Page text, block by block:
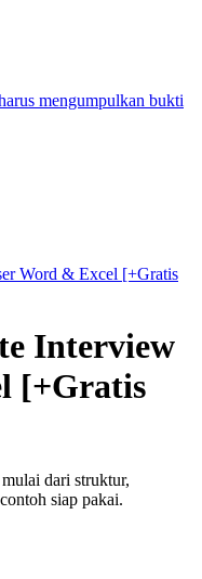
mengumpulkan bukti
Word & Excel [+Gratis
Interview
[+Gratis
dari struktur,
siap pakai.